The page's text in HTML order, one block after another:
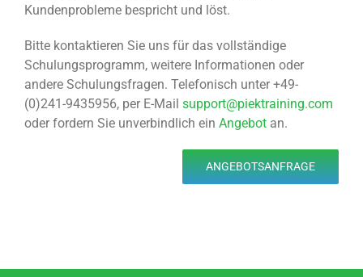
Kundenprobleme bespricht und löst.
Bitte kontaktieren Sie uns für das vollständige
Schulungsprogramm, weitere Informationen oder
andere Schulungsfragen. Telefonisch unter +49-
(0)241-9435956, per E-Mail support@piektraining.com
oder fordern Sie unverbindlich ein Angebotan.
ANGEBOTSANFRAGE